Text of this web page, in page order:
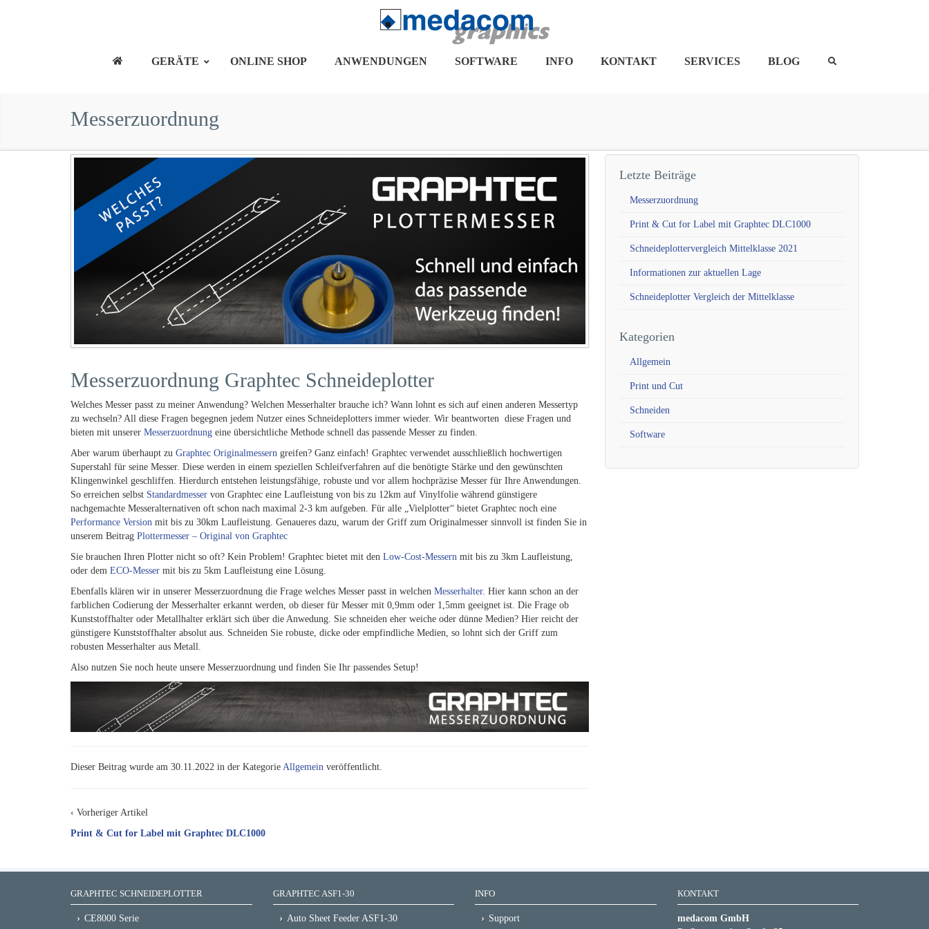
GERÄTE ONLINE SHOP ANWENDUNGEN SOFTWARE INFO KONTAKT SERVICES BLOG
Messerzuordnung
Messerzuordnung Graphtec Schneideplotter
Welches Messer passt zu meiner Anwendung? Welchen Messerhalter brauche ich? Wann lohnt es sich auf einen anderen Messertyp
zu wechseln? All diese Fragen begegnen jedem Nutzer eines Schneideplotters immer wieder. Wir beantworten diese Fragen und
bieten mit unserer Messerzuordnung eine übersichtliche Methode schnell das passende Messer zu finden.
Aber warum überhaupt zu Graphtec Originalmessern greifen? Ganz einfach! Graphtec verwendet ausschließlich hochwertigen
Superstahl für seine Messer. Diese werden in einem speziellen Schleifverfahren auf die benötigte Stärke und den gewünschten
Klingenwinkel geschliffen. Hierdurch entstehen leistungsfähige, robuste und vor allem hochpräzise Messer für Ihre Anwendungen.
So erreichen selbst Standardmesser von Graphtec eine Laufleistung von bis zu 12km auf Vinylfolie während günstigere
nachgemachte Messeralternativen oft schon nach maximal 2-3 km aufgeben. Für alle „Vielplotter“ bietet Graphtec noch eine
Performance Version mit bis zu 30km Laufleistung. Genaueres dazu, warum der Griff zum Originalmesser sinnvoll ist finden Sie in
unserem Beitrag Plottermesser – Original von Graphtec
Sie brauchen Ihren Plotter nicht so oft? Kein Problem! Graphtec bietet mit den Low-Cost-Messern mit bis zu 3km Laufleistung,
oder dem ECO-Messer mit bis zu 5km Laufleistung eine Lösung.
Ebenfalls klären wir in unserer Messerzuordnung die Frage welches Messer passt in welchen Messerhalter. Hier kann schon an der
farblichen Codierung der Messerhalter erkannt werden, ob dieser für Messer mit 0,9mm oder 1,5mm geeignet ist. Die Frage ob
Kunststoffhalter oder Metallhalter erklärt sich über die Anwedung. Sie schneiden eher weiche oder dünne Medien? Hier reicht der
günstigere Kunststoffhalter absolut aus. Schneiden Sie robuste, dicke oder empfindliche Medien, so lohnt sich der Griff zum
robusten Messerhalter aus Metall.
Also nutzen Sie noch heute unsere Messerzuordnung und finden Sie Ihr passendes Setup!
Dieser Beitrag wurde am 30.11.2022 in der Kategorie Allgemein veröffentlicht.
‹ Vorheriger Artikel
Print & Cut for Label mit Graphtec DLC1000
Letzte Beiträge
Messerzuordnung
Print & Cut for Label mit Graphtec DLC1000
Schneideplottervergleich Mittelklasse 2021
Informationen zur aktuellen Lage
Schneideplotter Vergleich der Mittelklasse
Kategorien
Allgemein
Print und Cut
Schneiden
Software
GRAPHTEC SCHNEIDEPLOTTER
CE8000 Serie
GRAPHTEC ASF1-30
Auto Sheet Feeder ASF1-30
INFO
Support
KONTAKT
medacom GmbH